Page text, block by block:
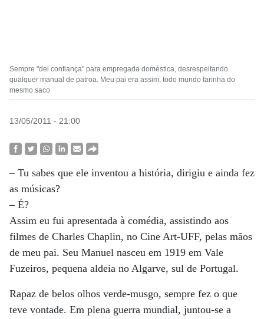
Sempre "dei confiança" para empregada doméstica, desrespeitando
qualquer manual de patroa. Meu pai era assim, todo mundo farinha do
mesmo saco
13/05/2011 - 21:00
– Tu sabes que ele inventou a história, dirigiu e ainda fez
as músicas?
– É?
Assim eu fui apresentada à comédia, assistindo aos
filmes de Charles Chaplin, no Cine Art-UFF, pelas mãos
de meu pai. Seu Manuel nasceu em 1919 em Vale
Fuzeiros, pequena aldeia no Algarve, sul de Portugal.
Rapaz de belos olhos verde-musgo, sempre fez o que
teve vontade. Em plena guerra mundial, juntou-se a